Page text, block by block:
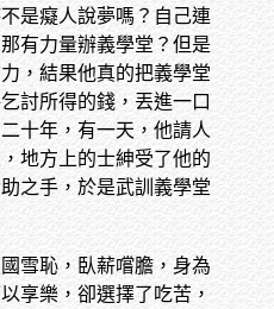
是癡人說夢嗎？自己連
有力量辦義學堂？但是
，結果他真的把義學堂
討所得的錢，丟進一口
十年，有一天，他請人
地方上的士紳受了他的
之手，於是武訓義學堂
雪恥，臥薪嚐膽，身為
享樂，卻選擇了吃苦，